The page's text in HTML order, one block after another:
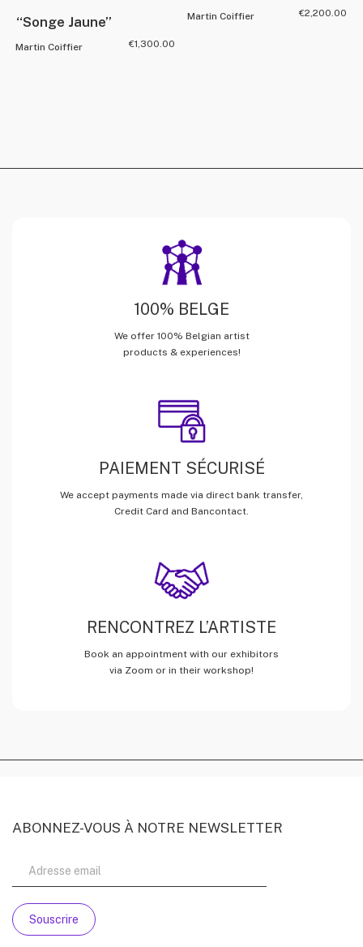
“Songe Jaune”
Martin Coiffier €1,300.00
Martin Coiffier €2,200.00
100% BELGE
We offer 100% Belgian artist
products & experiences!
PAIEMENT SÉCURISÉ
We accept payments made via direct bank transfer,
Credit Card and Bancontact.
RENCONTREZ L’ARTISTE
Book an appointment with our exhibitors
via Zoom or in their workshop!
ABONNEZ-VOUS À NOTRE NEWSLETTER